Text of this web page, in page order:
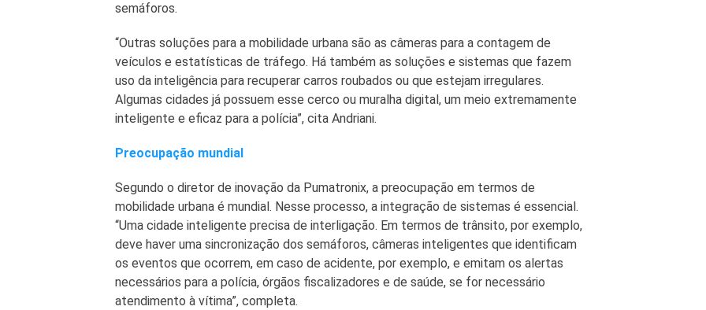
semáforos.
“Outras soluções para a mobilidade urbana são as câmeras para a contagem de
veículos e estatísticas de tráfego. Há também as soluções e sistemas que fazem
uso da inteligência para recuperar carros roubados ou que estejam irregulares.
Algumas cidades já possuem esse cerco ou muralha digital, um meio extremamente
inteligente e eficaz para a polícia”, cita Andriani.
Preocupação mundial
Segundo o diretor de inovação da Pumatronix, a preocupação em termos de
mobilidade urbana é mundial. Nesse processo, a integração de sistemas é essencial.
“Uma cidade inteligente precisa de interligação. Em termos de trânsito, por exemplo,
deve haver uma sincronização dos semáforos, câmeras inteligentes que identificam
os eventos que ocorrem, em caso de acidente, por exemplo, e emitam os alertas
necessários para a polícia, órgãos fiscalizadores e de saúde, se for necessário
atendimento à vítima”, completa.